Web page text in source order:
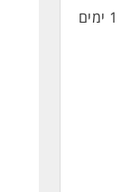
1 ימים